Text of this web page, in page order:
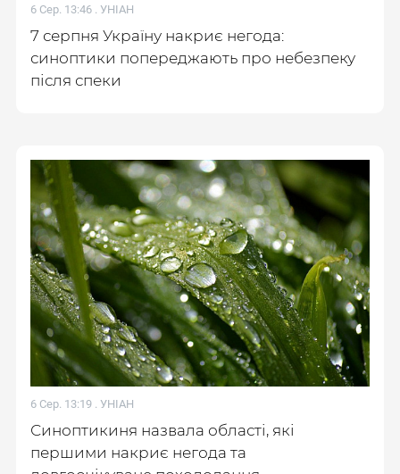
6 Сер. 13:46 . УНІАН
7 серпня Україну накриє негода:
синоптики попереджають про небезпеку
після спеки
6 Сер. 13:19 . УНІАН
Синоптикиня назвала області, які
першими накриє негода та